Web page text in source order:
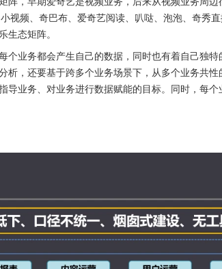
视频、奇巴布、爱奇艺阅读、叭哒、泡泡、奇秀
生态矩阵。
个业务都会产生自己的数据，同时也有着自己独
析，还要基于跨多个业务场景下，从多个业务共性
导业务、对业务进行数据赋能的目标。同时，每